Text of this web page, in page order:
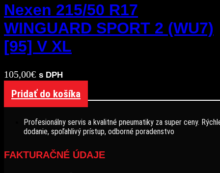
Nexen 215/50 R17
WINGUARD SPORT 2 (WU7)
[95] V XL
105,00€ s DPH
Pridať do košíka
Profesionálny servis a kvalitné pneumatiky za super ceny.
dodanie, spoľahlivý prístup, odborné poradenstvo
FAKTURAČNÉ ÚDAJE